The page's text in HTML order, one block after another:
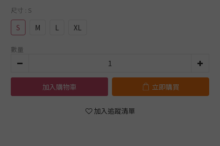
尺寸 : S
S M L XL
數量
加入購物車 立即購買
加入追蹤清單